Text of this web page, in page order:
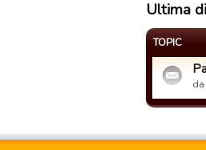
Ultima
TOPIC
da